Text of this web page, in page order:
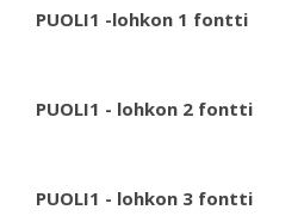
PUOLI1 -lohkon 1 fontti
PUOLI1 - lohkon 2 fontti
PUOLI1 - lohkon 3 fontti